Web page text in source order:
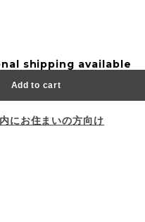
shipping available
Add to cart
にお住まいの方向け